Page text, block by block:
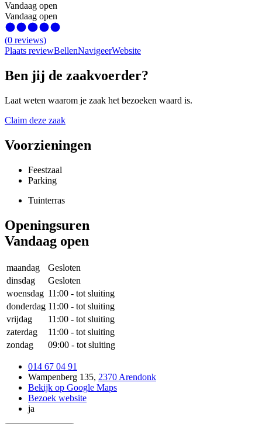
Vandaag open
Vandaag open
(0 reviews)
Plaats reviewBellenNavigeerWebsite
Ben jij de zaakvoerder?
Laat weten waarom je zaak het bezoeken waard is.
Claim deze zaak
Voorzieningen
Feestzaal
Parking
Tuinterras
Openingsuren
Vandaag open
maandag
Gesloten
dinsdag
Gesloten
woensdag 11:00 - tot sluiting
donderdag 11:00 - tot sluiting
vrijdag
11:00 - tot sluiting
zaterdag
11:00 - tot sluiting
zondag
09:00 - tot sluiting
014 67 04 91
Wampenberg 135, 2370 Arendonk
Bekijk op Google Maps
Bezoek website
ja